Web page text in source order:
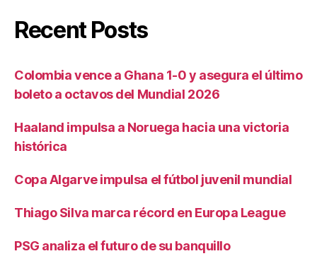
Recent Posts
Colombia vence a Ghana 1-0 y asegura el último
boleto a octavos del Mundial 2026
Haaland impulsa a Noruega hacia una victoria
histórica
Copa Algarve impulsa el fútbol juvenil mundial
Thiago Silva marca récord en Europa League
PSG analiza el futuro de su banquillo